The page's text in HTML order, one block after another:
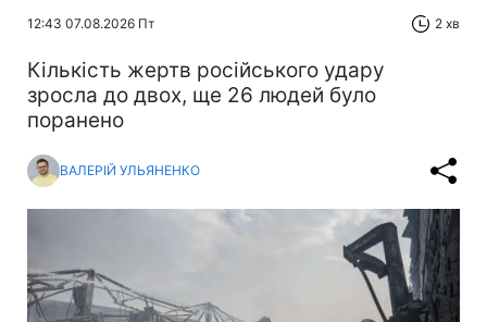
12:43 07.08.2026 Пт 2 хв
Кількість жертв російського удару
зросла до двох, ще 26 людей було
поранено
ВАЛЕРІЙ УЛЬЯНЕНКО